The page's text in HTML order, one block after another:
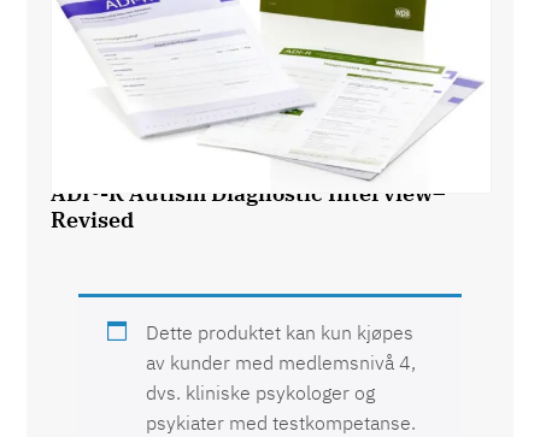
ADI®-R Autism Diagnostic Interview–
Revised
Dette produktet kan kun kjøpes
av kunder med medlemsnivå 4,
dvs. kliniske psykologer og
psykiater med testkompetanse.